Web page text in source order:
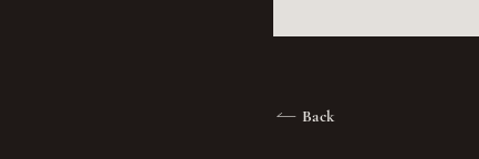
Back